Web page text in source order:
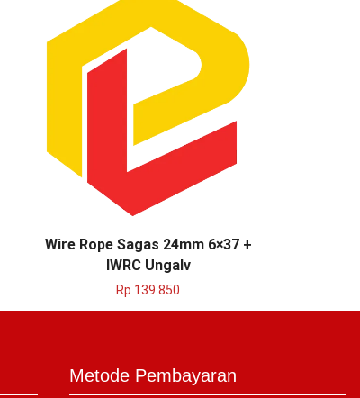
Wire Rope Sagas 24mm 6×37 +
IWRC Ungalv
Rp 139.850
Metode Pembayaran